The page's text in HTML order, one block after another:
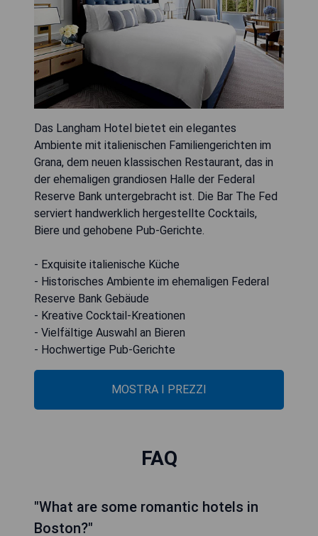
Das Langham Hotel bietet ein elegantes
Ambiente mit italienischen Familiengerichten im
Grana, dem neuen klassischen Restaurant, das in
der ehemaligen grandiosen Halle der Federal
Reserve Bank untergebracht ist. Die Bar The Fed
serviert handwerklich hergestellte Cocktails,
Biere und gehobene Pub-Gerichte.
- Exquisite italienische Küche
- Historisches Ambiente im ehemaligen Federal
Reserve Bank Gebäude
- Kreative Cocktail-Kreationen
- Vielfältige Auswahl an Bieren
- Hochwertige Pub-Gerichte
MOSTRA I PREZZI
FAQ
"What are some romantic hotels in
Boston?"